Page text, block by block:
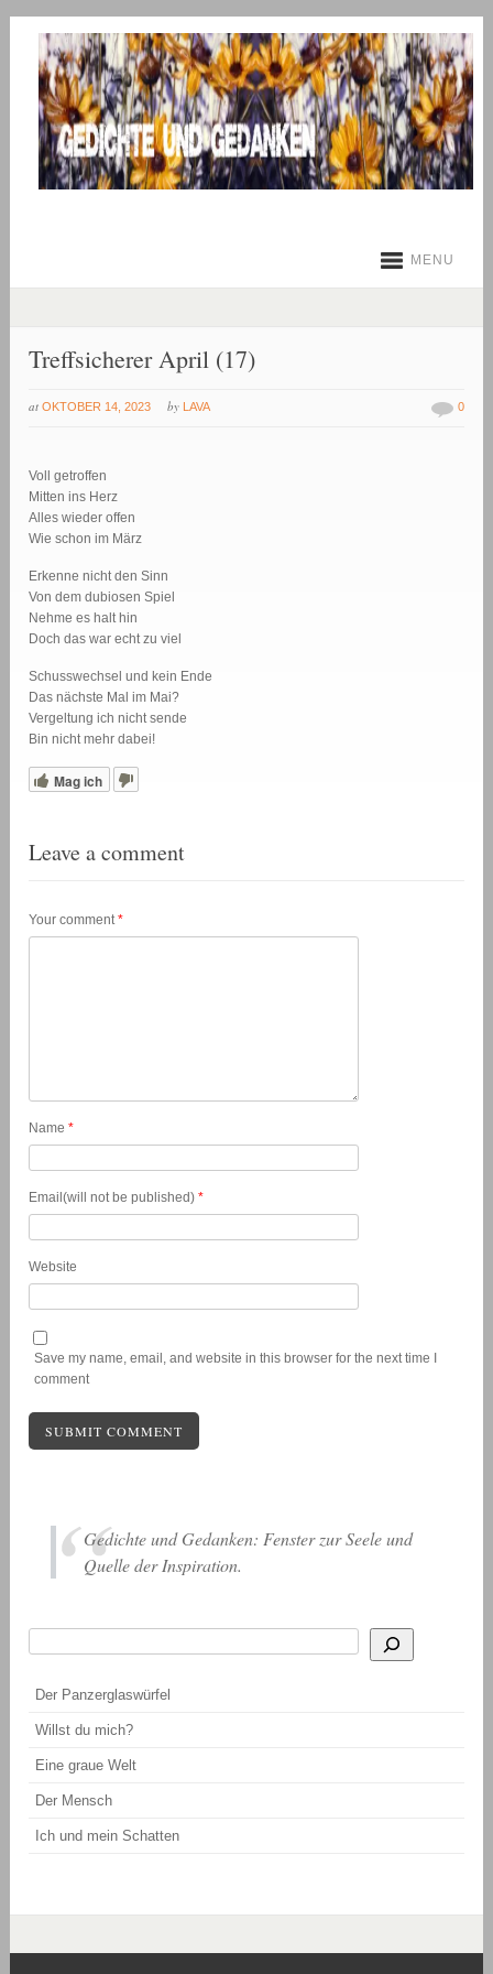
MENU
Treffsicherer April (17)
at OKTOBER 14, 2023 by LAVA 0
Voll getroffen
Mitten ins Herz
Alles wieder offen
Wie schon im März
Erkenne nicht den Sinn
Von dem dubiosen Spiel
Nehme es halt hin
Doch das war echt zu viel
Schusswechsel und kein Ende
Das nächste Mal im Mai?
Vergeltung ich nicht sende
Bin nicht mehr dabei!
Mag ich
Leave a comment
Your comment*
Name*
Email(will not be published)*
Website
Save my name, email, and website in this browser for the next time I
comment
Gedichte und Gedanken: Fenster zur Seele und
Quelle der Inspiration.
Der Panzerglaswürfel
Willst du mich?
Eine graue Welt
Der Mensch
Ich und mein Schatten